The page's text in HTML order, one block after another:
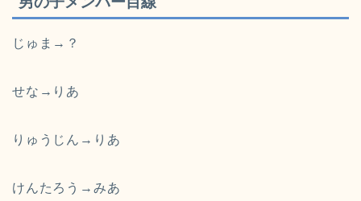
じゅま→？
せな→りあ
りゅうじん→りあ
けんたろう→みあ